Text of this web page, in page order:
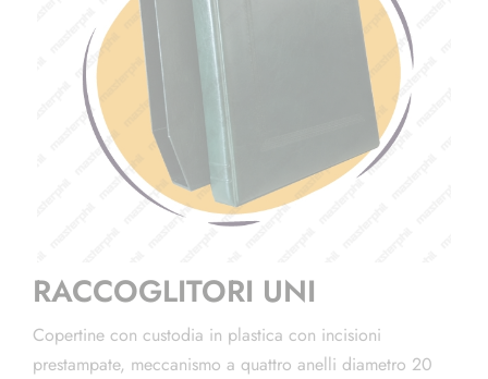
CONTATTI
RACCOGLITORI UNI
Copertine con custodia in plastica con incisioni
prestampate, meccanismo a quattro anelli diametro 20